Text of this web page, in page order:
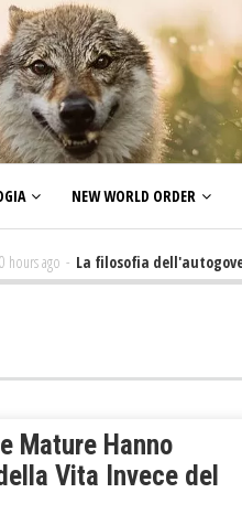
NEW WORLD ORDER
- La filosofia dell'autogoverno
Mature Hanno
Vita Invece del